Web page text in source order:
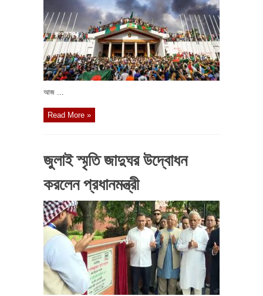
আজ ...
Read More »
জুলাই স্মৃতি জাদুঘর উদ্বোধন
করলেন প্রধানমন্ত্রী